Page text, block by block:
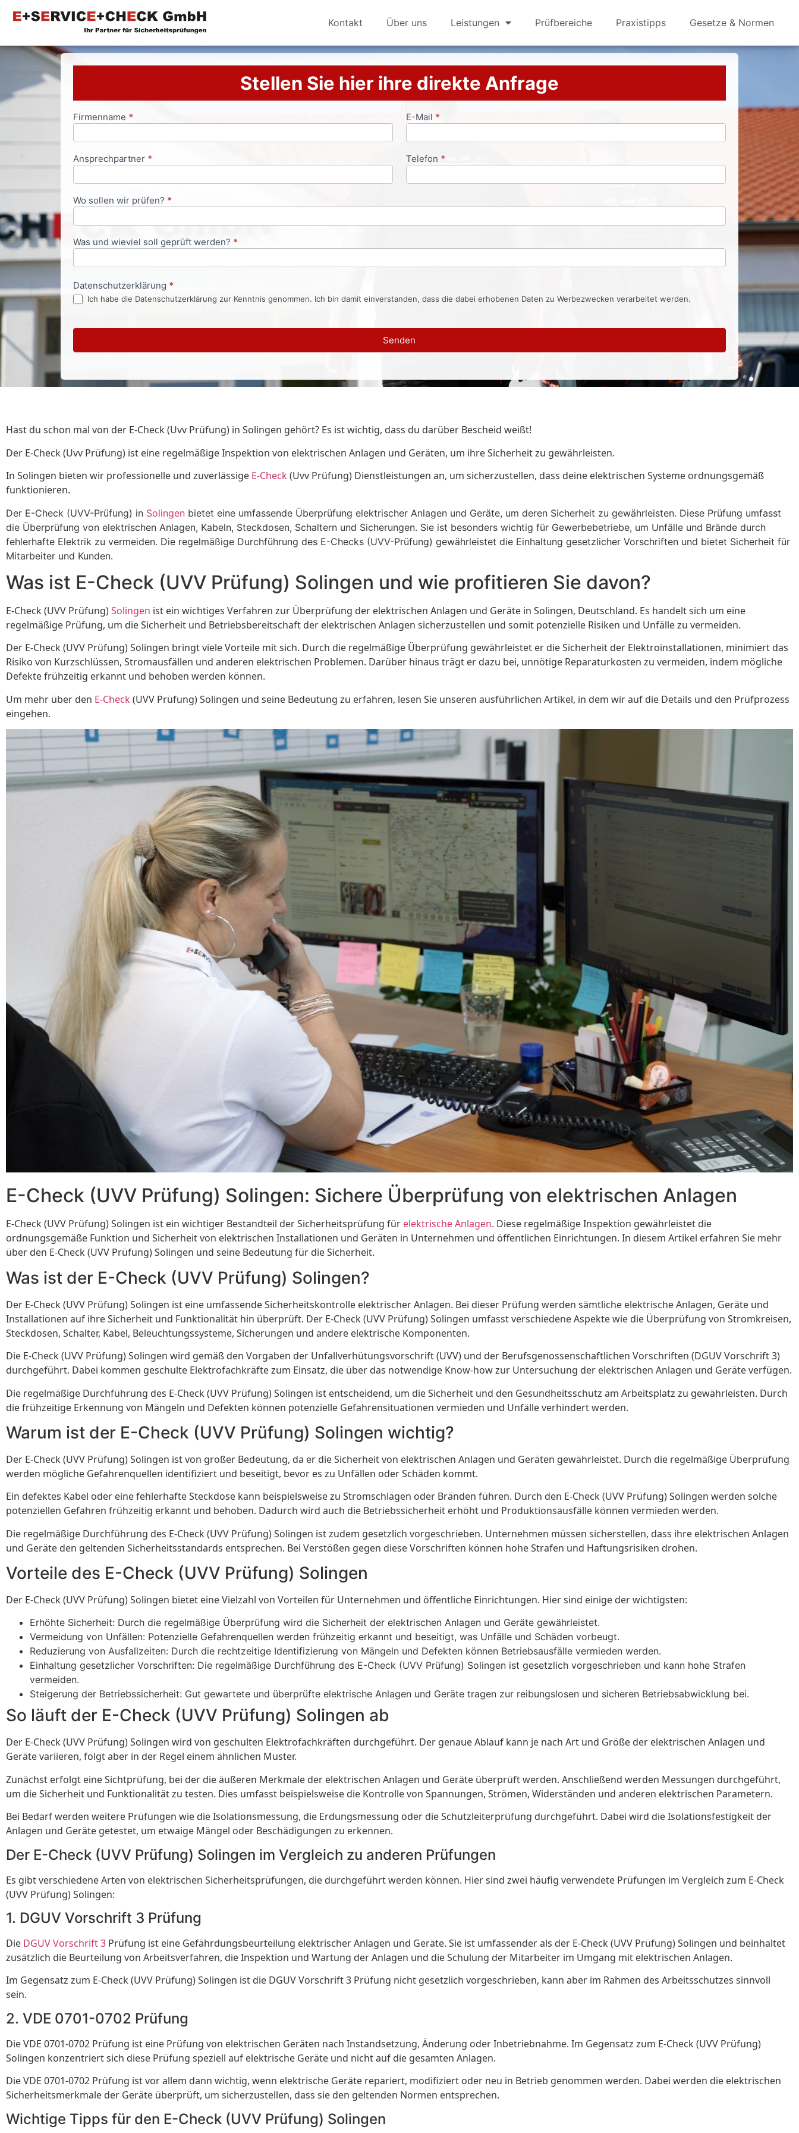
Kontakt Über uns Leistungen Prüfbereiche Praxistipps Gesetze & Normen
Stellen Sie hier ihre direkte Anfrage
Anfrageformular
Firmenname * E-Mail *
Ansprechpartner * Telefon *
Wo sollen wir prüfen? *
Was und wieviel soll geprüft werden? *
Datenschutzerklärung *
Ich habe die Datenschutzerklärung zur Kenntnis genommen. Ich bin damit einverstanden, dass die dabei erhobenen Daten zu Werbezwecken verarbeitet werden.
Senden
Hast du schon mal von der E-Check (Uvv Prüfung) in Solingen gehört? Es ist wichtig, dass du darüber Bescheid weißt!
Der E-Check (Uvv Prüfung) ist eine regelmäßige Inspektion von elektrischen Anlagen und Geräten, um ihre Sicherheit zu gewährleisten.
In Solingen bieten wir professionelle und zuverlässige E-Check(Uvv Prüfung) Dienstleistungen an, um sicherzustellen, dass deine elektrischen Systeme ordnungsgemäß
funktionieren.
Der E-Check (UVV-Prüfung) in Solingen bietet eine umfassende Überprüfung elektrischer Anlagen und Geräte, um deren Sicherheit zu gewährleisten. Diese Prüfung umfasst
die Überprüfung von elektrischen Anlagen, Kabeln, Steckdosen, Schaltern und Sicherungen. Sie ist besonders wichtig für Gewerbebetriebe, um Unfälle und Brände durch
fehlerhafte Elektrik zu vermeiden. Die regelmäßige Durchführung des E-Checks (UVV-Prüfung) gewährleistet die Einhaltung gesetzlicher Vorschriften und bietet Sicherheit für
Mitarbeiter und Kunden.
Was ist E-Check (UVV Prüfung) Solingen und wie profitieren Sie davon?
E-Check (UVV Prüfung)Solingen ist ein wichtiges Verfahren zur Überprüfung der elektrischen Anlagen und Geräte in Solingen, Deutschland. Es handelt sich um eine
regelmäßige Prüfung, um die Sicherheit und Betriebsbereitschaft der elektrischen Anlagen sicherzustellen und somit potenzielle Risiken und Unfälle zu vermeiden.
Der E-Check (UVV Prüfung) Solingen bringt viele Vorteile mit sich. Durch die regelmäßige Überprüfung gewährleistet er die Sicherheit der Elektroinstallationen, minimiert das
Risiko von Kurzschlüssen, Stromausfällen und anderen elektrischen Problemen. Darüber hinaus trägt er dazu bei, unnötige Reparaturkosten zu vermeiden, indem mögliche
Defekte frühzeitig erkannt und behoben werden können.
Um mehr über den E-Check(UVV Prüfung) Solingen und seine Bedeutung zu erfahren, lesen Sie unseren ausführlichen Artikel, in dem wir auf die Details und den Prüfprozess
eingehen.
E-Check (UVV Prüfung) Solingen: Sichere Überprüfung von elektrischen Anlagen
E-Check (UVV Prüfung) Solingen ist ein wichtiger Bestandteil der Sicherheitsprüfung für elektrische Anlagen. Diese regelmäßige Inspektion gewährleistet die
ordnungsgemäße Funktion und Sicherheit von elektrischen Installationen und Geräten in Unternehmen und öffentlichen Einrichtungen. In diesem Artikel erfahren Sie mehr
über den E-Check (UVV Prüfung) Solingen und seine Bedeutung für die Sicherheit.
Was ist der E-Check (UVV Prüfung) Solingen?
Der E-Check (UVV Prüfung) Solingen ist eine umfassende Sicherheitskontrolle elektrischer Anlagen. Bei dieser Prüfung werden sämtliche elektrische Anlagen, Geräte und
Installationen auf ihre Sicherheit und Funktionalität hin überprüft. Der E-Check (UVV Prüfung) Solingen umfasst verschiedene Aspekte wie die Überprüfung von Stromkreisen,
Steckdosen, Schalter, Kabel, Beleuchtungssysteme, Sicherungen und andere elektrische Komponenten.
Die E-Check (UVV Prüfung) Solingen wird gemäß den Vorgaben der Unfallverhütungsvorschrift (UVV) und der Berufsgenossenschaftlichen Vorschriften (DGUV Vorschrift 3)
durchgeführt. Dabei kommen geschulte Elektrofachkräfte zum Einsatz, die über das notwendige Know-how zur Untersuchung der elektrischen Anlagen und Geräte verfügen.
Die regelmäßige Durchführung des E-Check (UVV Prüfung) Solingen ist entscheidend, um die Sicherheit und den Gesundheitsschutz am Arbeitsplatz zu gewährleisten. Durch
die frühzeitige Erkennung von Mängeln und Defekten können potenzielle Gefahrensituationen vermieden und Unfälle verhindert werden.
Warum ist der E-Check (UVV Prüfung) Solingen wichtig?
Der E-Check (UVV Prüfung) Solingen ist von großer Bedeutung, da er die Sicherheit von elektrischen Anlagen und Geräten gewährleistet. Durch die regelmäßige Überprüfung
werden mögliche Gefahrenquellen identifiziert und beseitigt, bevor es zu Unfällen oder Schäden kommt.
Ein defektes Kabel oder eine fehlerhafte Steckdose kann beispielsweise zu Stromschlägen oder Bränden führen. Durch den E-Check (UVV Prüfung) Solingen werden solche
potenziellen Gefahren frühzeitig erkannt und behoben. Dadurch wird auch die Betriebssicherheit erhöht und Produktionsausfälle können vermieden werden.
Die regelmäßige Durchführung des E-Check (UVV Prüfung) Solingen ist zudem gesetzlich vorgeschrieben. Unternehmen müssen sicherstellen, dass ihre elektrischen Anlagen
und Geräte den geltenden Sicherheitsstandards entsprechen. Bei Verstößen gegen diese Vorschriften können hohe Strafen und Haftungsrisiken drohen.
Vorteile des E-Check (UVV Prüfung) Solingen
Der E-Check (UVV Prüfung) Solingen bietet eine Vielzahl von Vorteilen für Unternehmen und öffentliche Einrichtungen. Hier sind einige der wichtigsten:
Erhöhte Sicherheit: Durch die regelmäßige Überprüfung wird die Sicherheit der elektrischen Anlagen und Geräte gewährleistet.
Vermeidung von Unfällen: Potenzielle Gefahrenquellen werden frühzeitig erkannt und beseitigt, was Unfälle und Schäden vorbeugt.
Reduzierung von Ausfallzeiten: Durch die rechtzeitige Identifizierung von Mängeln und Defekten können Betriebsausfälle vermieden werden.
Einhaltung gesetzlicher Vorschriften: Die regelmäßige Durchführung des E-Check (UVV Prüfung) Solingen ist gesetzlich vorgeschrieben und kann hohe Strafen
vermeiden.
Steigerung der Betriebssicherheit: Gut gewartete und überprüfte elektrische Anlagen und Geräte tragen zur reibungslosen und sicheren Betriebsabwicklung bei.
So läuft der E-Check (UVV Prüfung) Solingen ab
Der E-Check (UVV Prüfung) Solingen wird von geschulten Elektrofachkräften durchgeführt. Der genaue Ablauf kann je nach Art und Größe der elektrischen Anlagen und
Geräte variieren, folgt aber in der Regel einem ähnlichen Muster.
Zunächst erfolgt eine Sichtprüfung, bei der die äußeren Merkmale der elektrischen Anlagen und Geräte überprüft werden. Anschließend werden Messungen durchgeführt,
um die Sicherheit und Funktionalität zu testen. Dies umfasst beispielsweise die Kontrolle von Spannungen, Strömen, Widerständen und anderen elektrischen Parametern.
Bei Bedarf werden weitere Prüfungen wie die Isolationsmessung, die Erdungsmessung oder die Schutzleiterprüfung durchgeführt. Dabei wird die Isolationsfestigkeit der
Anlagen und Geräte getestet, um etwaige Mängel oder Beschädigungen zu erkennen.
Der E-Check (UVV Prüfung) Solingen im Vergleich zu anderen Prüfungen
Es gibt verschiedene Arten von elektrischen Sicherheitsprüfungen, die durchgeführt werden können. Hier sind zwei häufig verwendete Prüfungen im Vergleich zum E-Check
(UVV Prüfung) Solingen:
1. DGUV Vorschrift 3 Prüfung
Die DGUV Vorschrift 3 Prüfung ist eine Gefährdungsbeurteilung elektrischer Anlagen und Geräte. Sie ist umfassender als der E-Check (UVV Prüfung) Solingen und beinhaltet
zusätzlich die Beurteilung von Arbeitsverfahren, die Inspektion und Wartung der Anlagen und die Schulung der Mitarbeiter im Umgang mit elektrischen Anlagen.
Im Gegensatz zum E-Check (UVV Prüfung) Solingen ist die DGUV Vorschrift 3 Prüfung nicht gesetzlich vorgeschrieben, kann aber im Rahmen des Arbeitsschutzes sinnvoll
sein.
2. VDE 0701-0702 Prüfung
Die VDE 0701-0702 Prüfung ist eine Prüfung von elektrischen Geräten nach Instandsetzung, Änderung oder Inbetriebnahme. Im Gegensatz zum E-Check (UVV Prüfung)
Solingen konzentriert sich diese Prüfung speziell auf elektrische Geräte und nicht auf die gesamten Anlagen.
Die VDE 0701-0702 Prüfung ist vor allem dann wichtig, wenn elektrische Geräte repariert, modifiziert oder neu in Betrieb genommen werden. Dabei werden die elektrischen
Sicherheitsmerkmale der Geräte überprüft, um sicherzustellen, dass sie den geltenden Normen entsprechen.
Wichtige Tipps für den E-Check (UVV Prüfung) Solingen